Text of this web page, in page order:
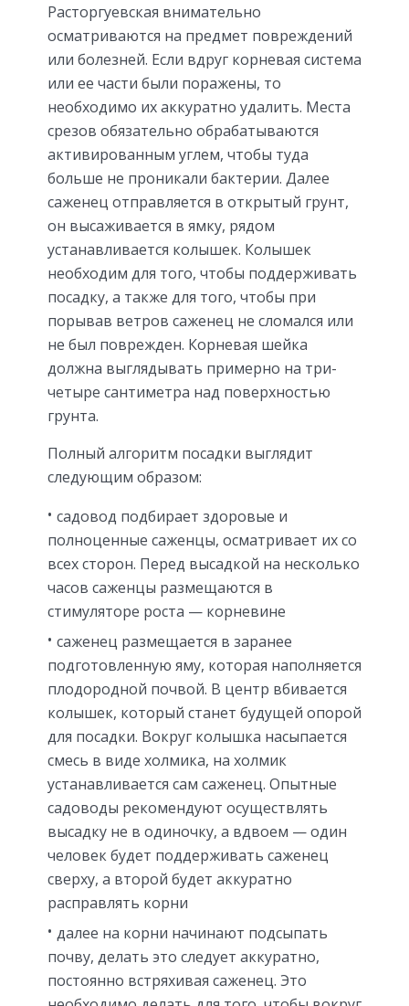
Расторгуевская внимательно
осматриваются на предмет повреждений
или болезней. Если вдруг корневая система
или ее части были поражены, то
необходимо их аккуратно удалить. Места
срезов обязательно обрабатываются
активированным углем, чтобы туда
больше не проникали бактерии. Далее
саженец отправляется в открытый грунт,
он высаживается в ямку, рядом
устанавливается колышек. Колышек
необходим для того, чтобы поддерживать
посадку, а также для того, чтобы при
порывав ветров саженец не сломался или
не был поврежден. Корневая шейка
должна выглядывать примерно на три-
четыре сантиметра над поверхностью
грунта.
Полный алгоритм посадки выглядит
следующим образом:
садовод подбирает здоровые и
полноценные саженцы, осматривает их со
всех сторон. Перед высадкой на несколько
часов саженцы размещаются в
стимуляторе роста — корневине
саженец размещается в заранее
подготовленную яму, которая наполняется
плодородной почвой. В центр вбивается
колышек, который станет будущей опорой
для посадки. Вокруг колышка насыпается
смесь в виде холмика, на холмик
устанавливается сам саженец. Опытные
садоводы рекомендуют осуществлять
высадку не в одиночку, а вдвоем — один
человек будет поддерживать саженец
сверху, а второй будет аккуратно
расправлять корни
далее на корни начинают подсыпать
почву, делать это следует аккуратно,
постоянно встряхивая саженец. Это